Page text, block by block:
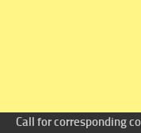
Call for corresponding